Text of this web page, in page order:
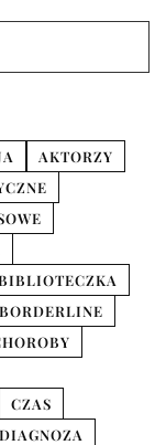
AKTORZY
BORDERLINE
CZAS
DIAGNOZA